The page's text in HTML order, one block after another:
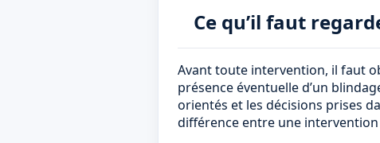
Ce qu’il faut
Avant toute intervention, il faut
présence éventuelle d’un
orientés et les décisions prises
différence entre une